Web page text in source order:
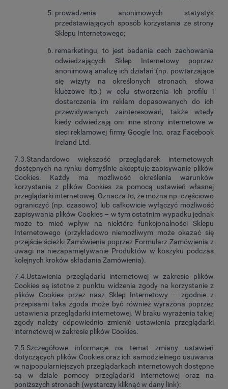
prowadzenia anonimowych statystyk
przedstawiających sposób korzystania ze strony
Sklepu Internetowego;
remarketingu, to jest badania cech zachowania
odwiedzających Sklep Internetowy poprzez
anonimową analizę ich działań (np. powtarzające
się wizyty na określonych stronach, słowa
kluczowe itp.) w celu stworzenia ich profilu i
dostarczenia im reklam dopasowanych do ich
przewidywanych zainteresowań, także wtedy
kiedy odwiedzają oni inne strony internetowe w
sieci reklamowej firmy Google Inc. oraz Facebook
Ireland Ltd.
7.3.Standardowo większość przeglądarek internetowych
dostępnych na rynku domyślnie akceptuje zapisywanie plików
Cookies. Każdy ma możliwość określenia warunków
korzystania z plików Cookies za pomocą ustawień własnej
przeglądarki internetowej. Oznacza to, że można np. częściowo
ograniczyć (np. czasowo) lub całkowicie wyłączyć możliwość
zapisywania plików Cookies – w tym ostatnim wypadku jednak
może to mieć wpływ na niektóre funkcjonalności Sklepu
Internetowego (przykładowo niemożliwym może okazać się
przejście ścieżki Zamówienia poprzez Formularz Zamówienia z
uwagi na niezapamiętywanie Produktów w koszyku podczas
kolejnych kroków składania Zamówienia).
7.4.Ustawienia przeglądarki internetowej w zakresie plików
Cookies są istotne z punktu widzenia zgody na korzystanie z
plików Cookies przez nasz Sklep Internetowy – zgodnie z
przepisami taka zgoda może być również wyrażona poprzez
ustawienia przeglądarki internetowej. W braku wyrażenia takiej
zgody należy odpowiednio zmienić ustawienia przeglądarki
internetowej w zakresie plików Cookies.
7.5.Szczegółowe informacje na temat zmiany ustawień
dotyczących plików Cookies oraz ich samodzielnego usuwania
w najpopularniejszych przeglądarkach internetowych dostępne
są w dziale pomocy przeglądarki internetowej oraz na
poniższych stronach (wystarczy kliknąć w dany link):